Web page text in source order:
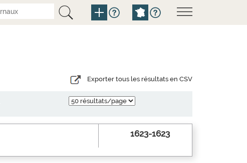
Exporter tous les résultats en CSV
1623-1623